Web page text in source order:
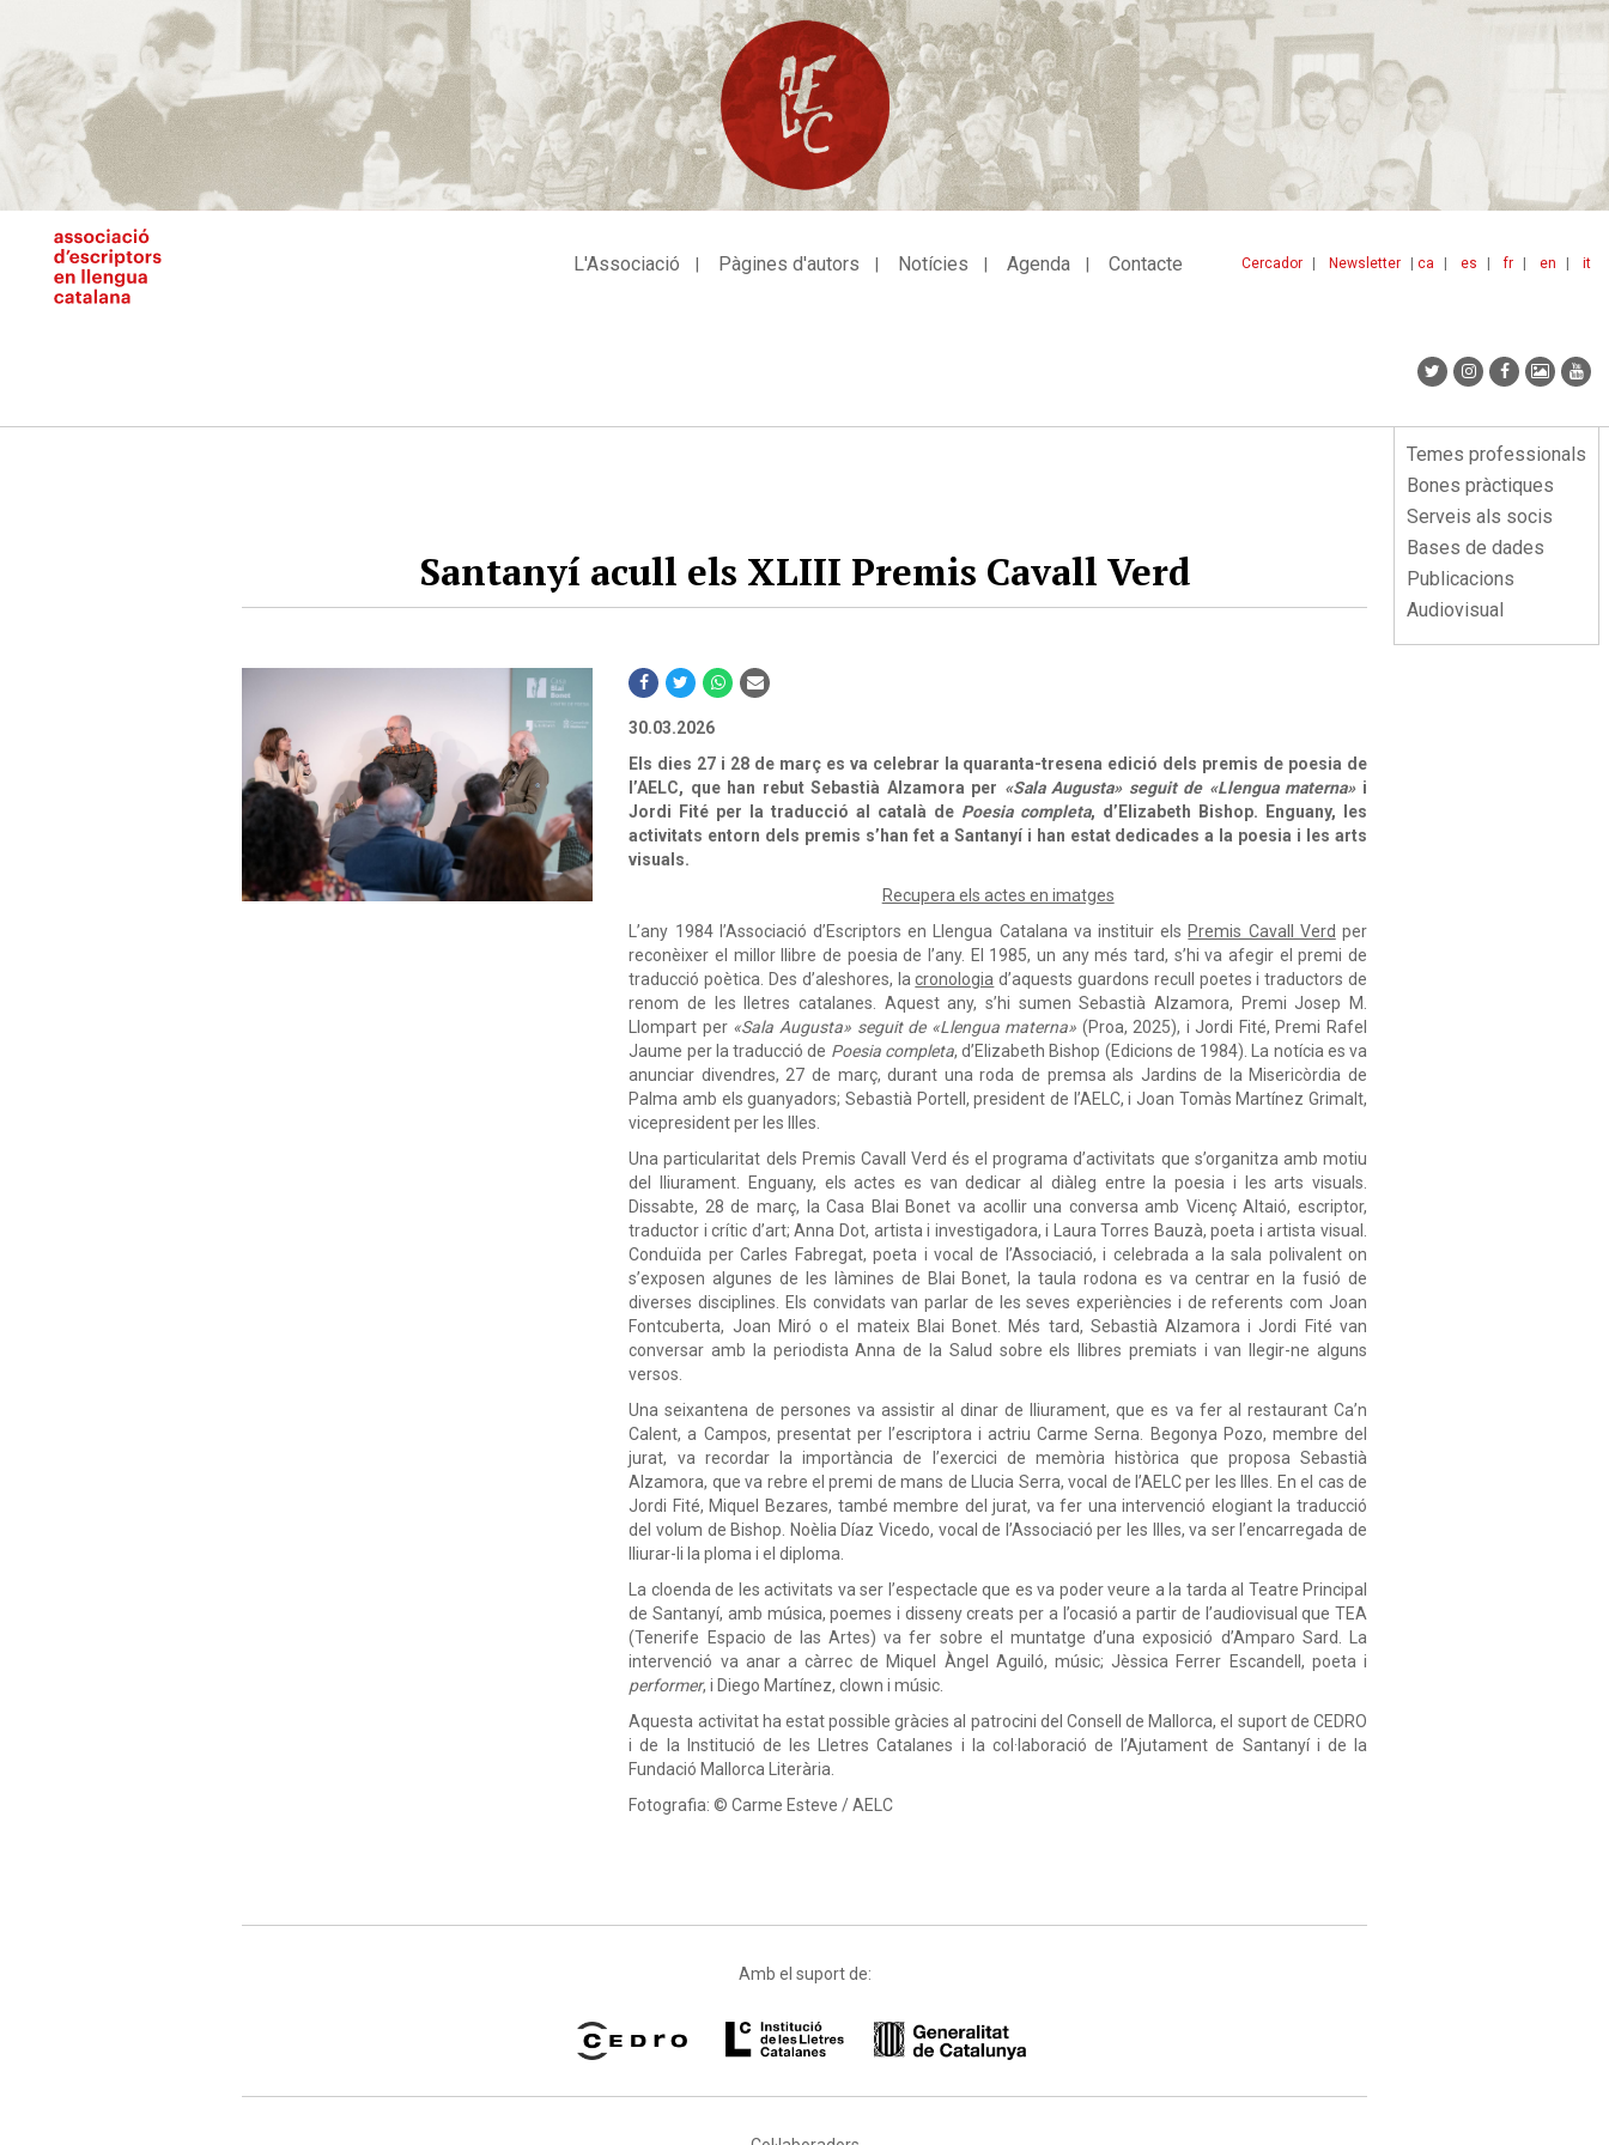
contingut
ca es fr en it
Cercador Newsletter
L'Associació Pàgines d'autors Notícies Agenda Contacte
Menu
lateral
Temes professionals
Bones pràctiques
Serveis als socis
Bases de dades
Publicacions
Audiovisual
Santanyí acull els XLIII Premis Cavall Verd
30.03.2026
Els dies 27 i 28 de març es va celebrar la quaranta-tresena edició dels premis de poesia de
l’AELC, que han rebutSebastià Alzamora per «Sala Augusta» seguit de «Llengua materna»i
Jordi Fité per la traducció al català de Poesia completa, d’Elizabeth Bishop. Enguany, les
activitats entorn dels premis s’han fet a Santanyí i han estat dedicades a la poesia i les arts
visuals.
Recupera els actes en imatges
L’any 1984 l’Associació d’Escriptors en Llengua Catalana va instituir els Premis Cavall Verd per
reconèixer el millor llibre de poesia de l’any. El 1985, un any més tard, s’hi va afegir el premi de
traducció poètica. Des d’aleshores, lacronologia d’aquests guardons recull poetes i traductors de
renom de les lletres catalanes. Aquest any, s’hi sumen Sebastià Alzamora, Premi Josep M.
Llompart per «Sala Augusta» seguit de «Llengua materna» (Proa, 2025), i Jordi Fité, Premi Rafel
Jaume per la traducció de Poesia completa, d’Elizabeth Bishop (Edicions de 1984). La notícia es va
anunciar divendres, 27 de març, durant una roda de premsa als Jardins de la Misericòrdia de
Palma amb els guanyadors; Sebastià Portell, president de l’AELC, i Joan Tomàs Martínez Grimalt,
vicepresident per les Illes.
Una particularitat dels Premis Cavall Verd és el programa d’activitats que s’organitza amb motiu
del lliurament. Enguany, els actes es van dedicar al diàleg entre la poesia i les arts visuals.
Dissabte, 28 de març, la Casa Blai Bonet va acollir una conversa amb Vicenç Altaió, escriptor,
traductor i crític d’art; Anna Dot, artista i investigadora, i Laura Torres Bauzà, poeta i artista visual.
Conduïda per Carles Fabregat, poeta i vocal de l’Associació, i celebrada a la sala polivalent on
s’exposen algunes de les làmines de Blai Bonet, la taula rodona es va centrar en la fusió de
diverses disciplines. Els convidats van parlar de les seves experiències i de referents com Joan
Fontcuberta, Joan Miró o el mateix Blai Bonet. Més tard, Sebastià Alzamora i Jordi Fité van
conversar amb la periodista Anna de la Salud sobre els llibres premiats i van llegir-ne alguns
versos.
Una seixantena de persones va assistir al dinar de lliurament, que es va fer al restaurant Ca’n
Calent, a Campos, presentat per l’escriptora i actriu Carme Serna. Begonya Pozo, membre del
jurat, va recordar la importància de l’exercici de memòria històrica que proposa Sebastià
Alzamora, que va rebre el premi de mans de Llucia Serra, vocal de l’AELC per les Illes. En el cas de
Jordi Fité, Miquel Bezares, també membre del jurat, va fer una intervenció elogiant la traducció
del volum de Bishop. Noèlia Díaz Vicedo, vocal de l’Associació per les Illes, va ser l’encarregada de
lliurar-li la ploma i el diploma.
La cloenda de les activitats va ser l ’espectacle que es va poder veure a la tarda al Teatre Principal
de Santanyí, amb música, poemes i disseny creats per a l’ocasió a partir de l’audiovisual que TEA
(Tenerife Espacio de las Artes) va fer sobre el muntatge d’una exposició d’Amparo Sard. La
intervenció va anar a càrrec de Miquel Àngel Aguiló, músic; Jèssica Ferrer Escandell, poeta i
performer, i Diego Martínez, clown i músic.
Aquesta activitat ha estat possible gràcies al patrocini del Consell de Mallorca, el suport de CEDRO
i de la Institució de les Lletres Catalanes i la col·laboració de l’Ajutament de Santanyí i de la
Fundació Mallorca Literària.
Fotografia: © Carme Esteve / AELC
Amb el suport de: